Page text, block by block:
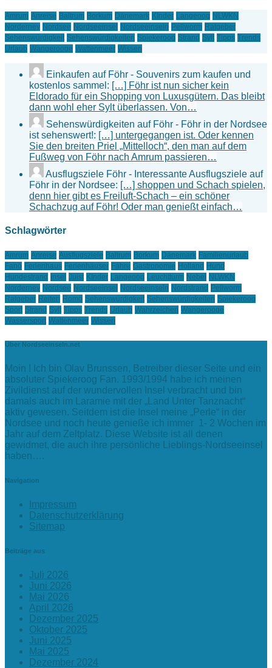
Amrum Anreise Baltrum Borkum Dänemark KInder Langeoog NLWKN
Norderney Nordsee Nordseeinsel Nordseeinseln Pellworm Ratgeber
Sehenswürdigkeit Sehenswürdigkeiten Spiekeroog Strand Sylt Tipps Trends
Urlaub Wangerooge Wattenmeer Wissen
Einkaufen auf Föhr - Souvenirs zum kaufen und
kostenlos sammel: […] Föhr ist nun sicher kein
Eldorado für ein Shopping von Luxusgütern. Das bleibt
dann wohl eher Sylt überlassen. Von…
Sehenswürdigkeiten auf Föhr - Föhr in der Nordsee
ist sehenswert!: […] untergegangen ist. Oder kennen
Sie den breiten Priel „Mittelloch“, den man auf dem
Fußweg von Föhr nach Amrum passieren…
Ausflugsziele Föhr - Interessante Ausflugsziele auf
Föhr in der Nordsee: […] shoppen und Schach spielen,
denn hier gibt es Freiluft-Schach – ein schöner
Schachzug auf Föhr! Oder man genießt einfach…
Schlagwörter
Amrum Anreise Ausflugsziele Baltrum Borkum Dänemark Familienurlaub
Fanö Ferienhaus Ferienhäuser Fähre Gastronomie Holland
Hund
Hundestrand
Insel Juist KInder Langeoog Leuchtturm Nebel
NLWKN
Norderney Nordsee Nordseeinsel Nordseeinseln Nordstrand
Pellworm
Ratgeber Reiten Romö Sehenswürdigkeit Sehenswürdigkeiten Spiekeroog
Sport Strand Sylt Tipps Trends Urlaub Wahrzeichen Wangerooge
Wassersport Wattenmeer Wissen
Über Nordseeinseln.net
Moin ! Ich bin Olav Brunssen, Betreiber dieser Seite und ein
absoluter Spiekeroog Fan. 1993/1994 habe ich meinen
Zivildienst auf der wundervollen Insel verbracht und bin
damals auch im Laramie mit der „Land Unter Tanznacht“
aktiv gewesen. Seitdem ist die Insel meine „Perle“ in der
Nordsee und noch heute genieße ich immer 1- 2 Wochen im
Jahr auf dem Zeltplatz. Diese Website ist all denen
gewidmet, die auch ihre persönliche Lieblings-Nordseeinsel
haben….
Navigation
Impressum
Datenschutzerklärung
Sitemap
Beiträge aus
Juli 2026
Juni 2026
Mai 2026
April 2026
Dezember 2025
Oktober 2025
Juni 2025
Mai 2025
Dezember 2024